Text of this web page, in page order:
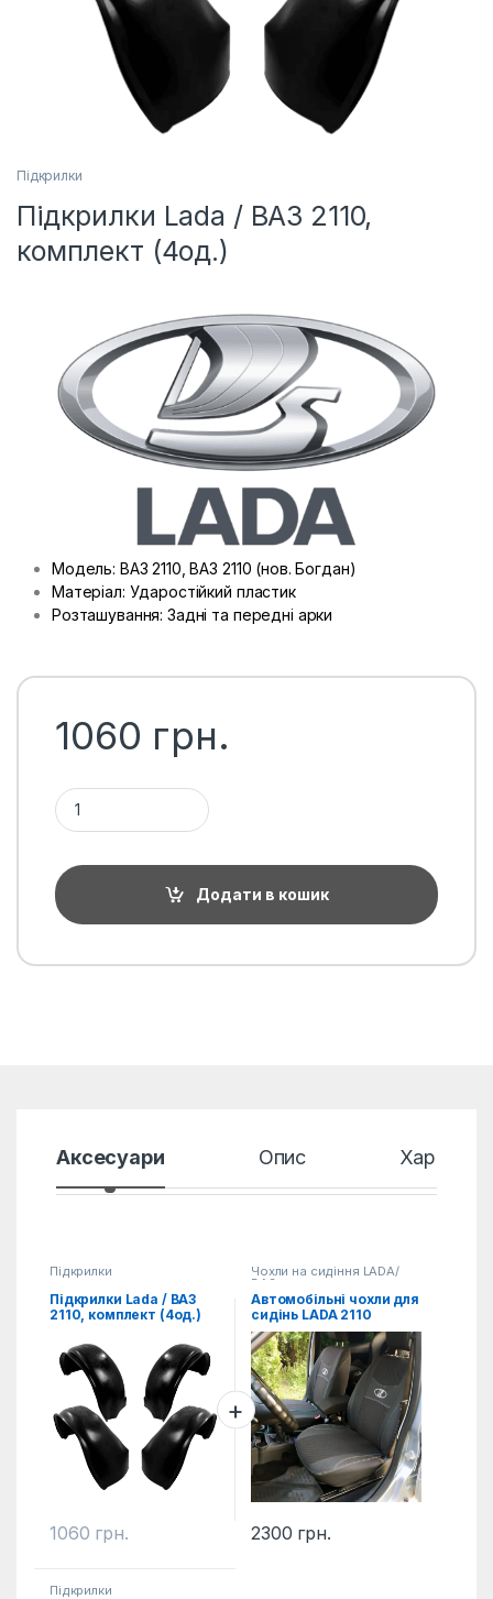
Підкрилки
Підкрилки Lada / ВАЗ 2110,
комплект (4од.)
Модель: ВАЗ 2110, ВАЗ 2110 (нов. Богдан)
Матеріал: Ударостійкий пластик
Розташування: Задні та передні арки
1060 грн.
Підкрилки Lada / ВАЗ 2110, комплект (4од.) кількість
Додати в кошик
Аксесуари Опис
Підкрилки
Підкрилки Lada / ВАЗ
2110, комплект (4од.)
1060 грн.
Чохли на сидіння LADA/
ВАЗ
Автомобільні чохли для
сидінь LADA 2110
2300 грн.
Підкрилки